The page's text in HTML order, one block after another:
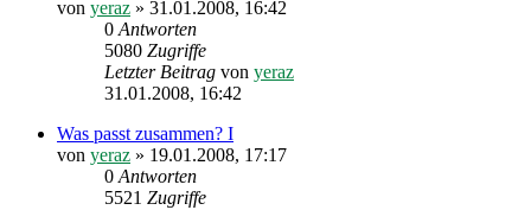
von yeraz » 31.01.2008, 16:42
0 Antworten
5080 Zugriffe
Letzter Beitrag von yeraz
31.01.2008, 16:42
Was passt zusammen? I
von yeraz » 19.01.2008, 17:17
0 Antworten
5521 Zugriffe